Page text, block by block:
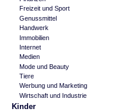
Freizeit und Sport
Genussmittel
Handwerk
Immobilien
Internet
Medien
Mode und Beauty
Tiere
Werbung und Marketing
Wirtschaft und Industrie
Kinder